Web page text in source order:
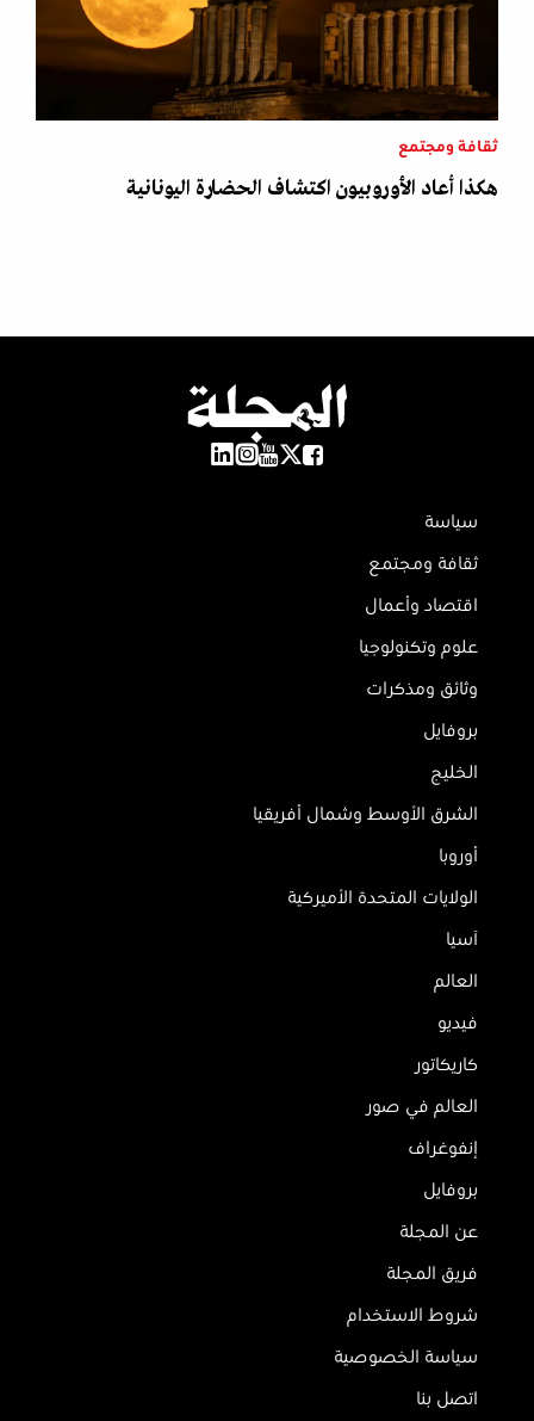
ثقافة ومجتمع
هكذا أعاد الأوروبيون اكتشاف الحضارة اليونانية
سياسة
ثقافة ومجتمع
اقتصاد وأعمال
علوم وتكنولوجيا
وثائق ومذكرات
بروفايل
الخليج
الشرق الأوسط وشمال أفريقيا
أوروبا
الولايات المتحدة الأميركية
آسيا
العالم
فيديو
كاريكاتور
العالم في صور
إنفوغراف
بروفايل
عن المجلة
فريق المجلة
شروط الاستخدام
سياسة الخصوصية
اتصل بنا